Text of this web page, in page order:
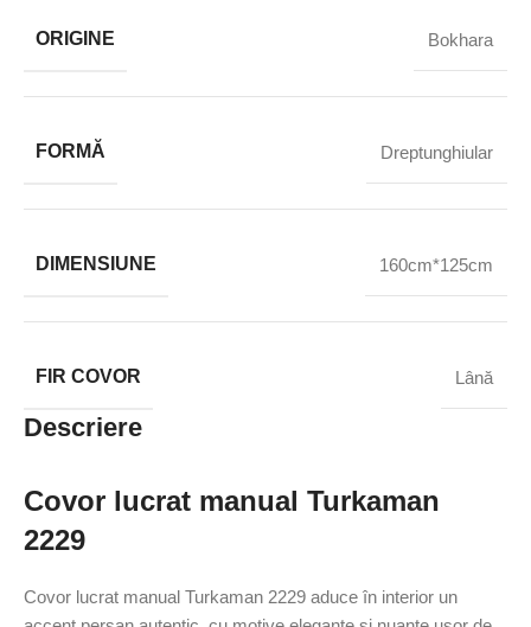
ORIGINE Bokhara
FORMĂ Dreptunghiular
DIMENSIUNE 160cm*125cm
FIR COVOR Lână
Descriere
Covor lucrat manual Turkaman
2229
Covor lucrat manual Turkaman 2229 aduce în interior un